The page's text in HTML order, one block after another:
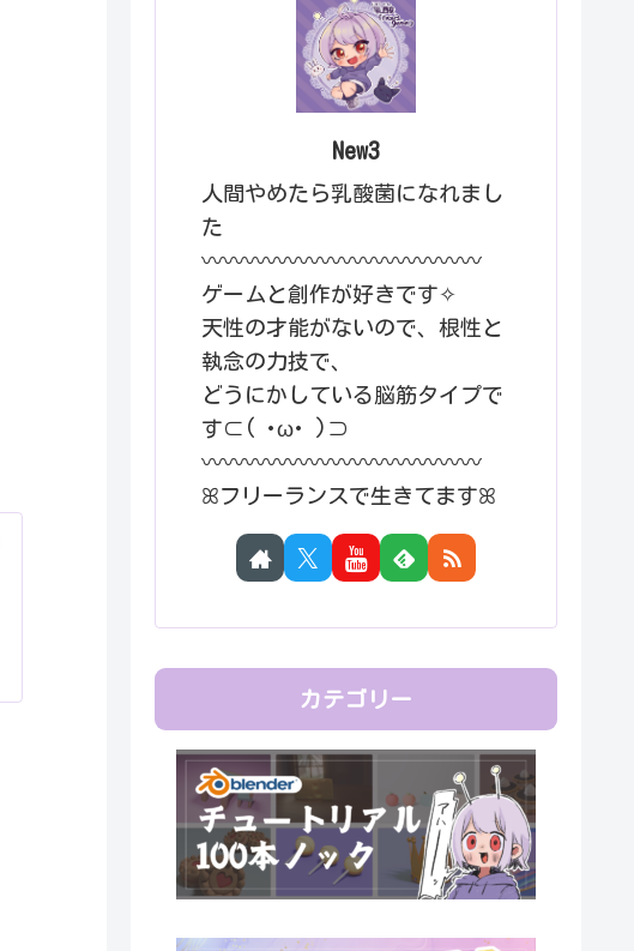
New3
人間やめたら乳酸菌になれまし
た
〰︎〰︎〰︎〰︎〰︎〰︎〰︎〰︎〰︎〰︎〰︎〰︎〰︎
ゲームと創作が好きです✧
天性の才能がないので、根性と
執念の力技で、
どうにかしている脳筋タイプで
す⊂( ･ω･ )⊃
〰︎〰︎〰︎〰︎〰︎〰︎〰︎〰︎〰︎〰︎〰︎〰︎〰︎
ꕤフリーランスで生きてますꕤ
カテゴリー